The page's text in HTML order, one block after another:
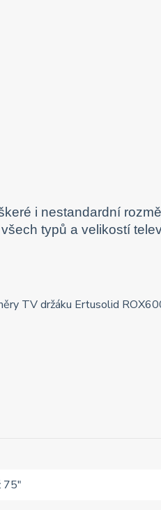
i nestandardní
typů a velikostí
75"